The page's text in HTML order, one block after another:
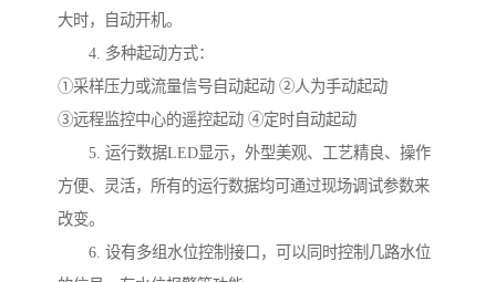
大时，自动开机。
4. 多种起动方式：
①采样压力或流量信号自动起动 ②人为手动起动
③远程监控中心的遥控起动 ④定时自动起动
5. 运行数据LED显示，外型美观、工艺精良、操作
方便、灵活，所有的运行数据均可通过现场调试参数来
改变。
6. 设有多组水位控制接口，可以同时控制几路水位